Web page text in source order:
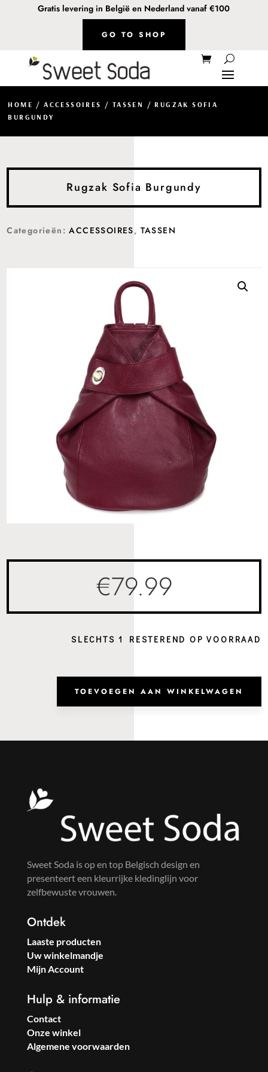
Gratis levering in België en Nederland vanaf €100
GO TO SHOP
HOME /ACCESSOIRES / TASSEN
/ RUGZAK SOFIA
BURGUNDY
Rugzak Sofia Burgundy
Categorieën:ACCESSOIRES, TASSEN
€79.99
SLECHTS 1 RESTEREND OP VOORRAAD
TOEVOEGEN AAN WINKELWAGEN
Sweet Soda is op en top Belgisch design en
presenteert een kleurrijke kledinglijn voor
zelfbewuste vrouwen.
Ontdek
Laaste producten
Uw winkelmandje
Mijn Account
Hulp & informatie
Contact
Onze winkel
Algemene voorwaarden